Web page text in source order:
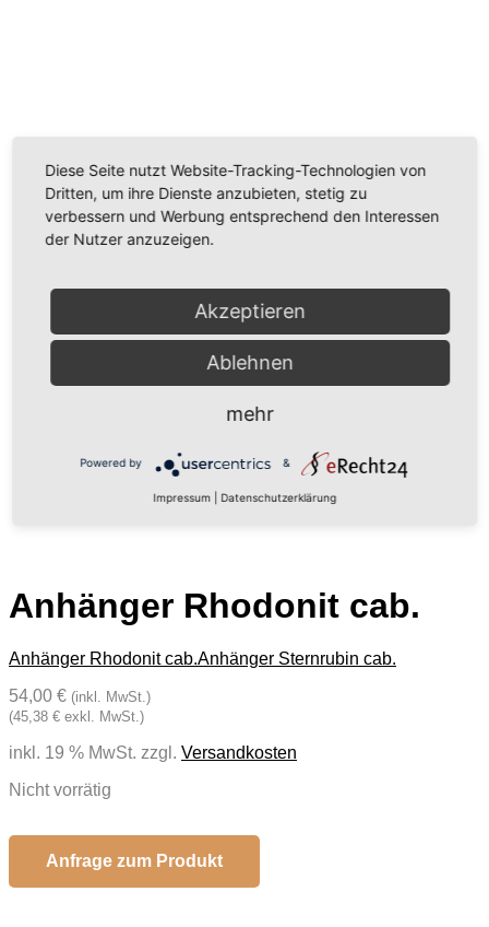
Videoinhalte einzubetten. Dieser Service kann Daten
zu Ihren Aktivitäten sammeln. Bitte lesen Sie die Details
durch und stimmen Sie der Nutzung des Service zu,
um dieses Video anzusehen.
Mehr Informationen
Powered byUsercentrics Consent Management
Platform
Anhänger Rhodonit cab.
Anhänger Rhodonit cab.Anhänger Sternrubin cab.
54,00 € (inkl. MwSt.)
(45,38 € exkl. MwSt.)
inkl. 19 % MwSt. zzgl. Versandkosten
Nicht vorrätig
Anfrage zum Produkt
Diese Seite nutzt Website-Tracking-Technologien von
Dritten, um ihre Dienste anzubieten, stetig zu
verbessern und Werbung entsprechend den Interessen
der Nutzer anzuzeigen.
Akzeptieren
Ablehnen
mehr
Powered by &
Impressum Datenschutzerklärung